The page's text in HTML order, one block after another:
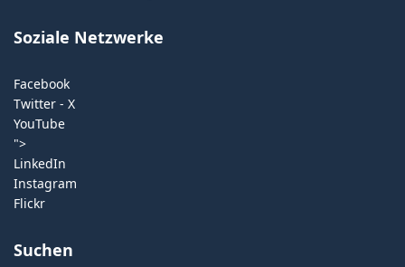
Soziale Netzwerke
Facebook
Twitter - X
YouTube
">
LinkedIn
Instagram
Flickr
Suchen